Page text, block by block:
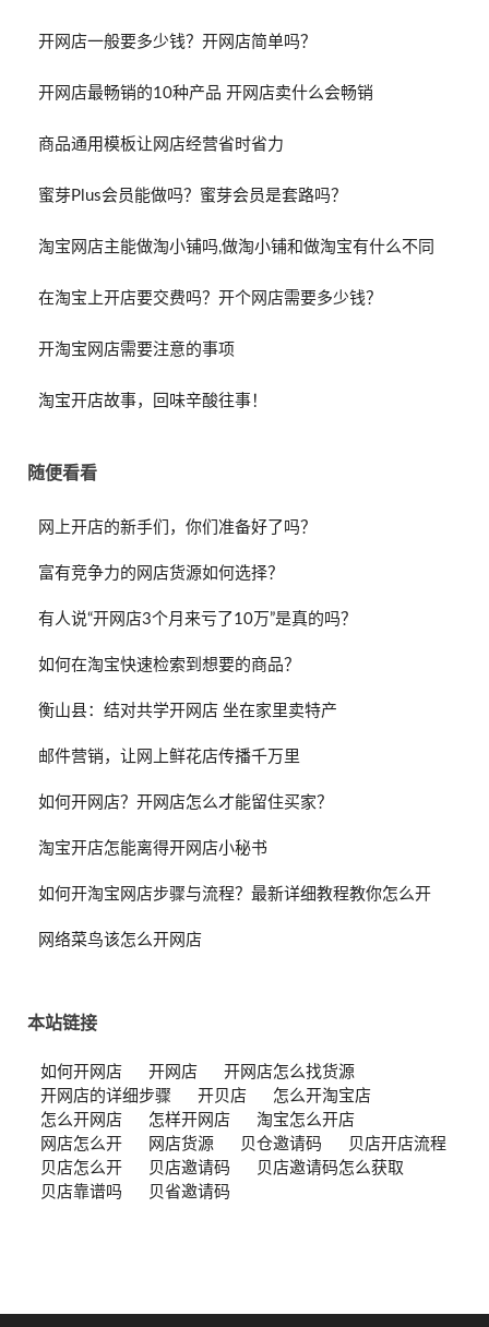
开网店一般要多少钱？开网店简单吗？
开网店最畅销的10种产品 开网店卖什么会畅销
商品通用模板让网店经营省时省力
蜜芽Plus会员能做吗？蜜芽会员是套路吗？
淘宝网店主能做淘小铺吗,做淘小铺和做淘宝有什么不同
在淘宝上开店要交费吗？开个网店需要多少钱？
开淘宝网店需要注意的事项
淘宝开店故事，回味辛酸往事！
随便看看
网上开店的新手们，你们准备好了吗？
富有竞争力的网店货源如何选择？
有人说“开网店3个月来亏了10万”是真的吗？
如何在淘宝快速检索到想要的商品？
衡山县：结对共学开网店 坐在家里卖特产
邮件营销，让网上鲜花店传播千万里
如何开网店？开网店怎么才能留住买家？
淘宝开店怎能离得开网店小秘书
如何开淘宝网店步骤与流程？最新详细教程教你怎么开
网络菜鸟该怎么开网店
本站链接
如何开网店 开网店
开网店怎么找货源
开网店的详细步骤
开贝店
怎么开淘宝店
怎么开网店
怎样开网店
淘宝怎么开店
网店怎么开
网店货源 贝仓邀请码
贝店开店流程
贝店怎么开
贝店邀请码
贝店邀请码怎么获取
贝店靠谱吗
贝省邀请码